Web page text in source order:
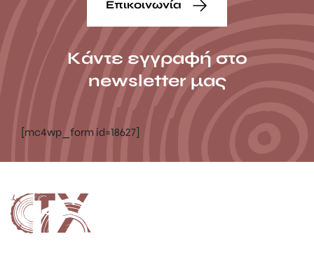
Επικοινωνία
Κάντε εγγραφή στο
newsletter μας
[mc4wp_form id=18627]